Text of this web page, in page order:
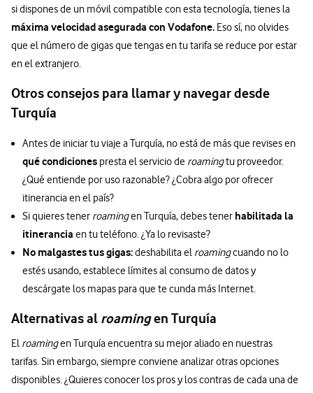
si dispones de un móvil compatible con esta tecnología, tienes la
máxima velocidad asegurada con Vodafone. Eso sí, no olvides
que el número de gigas que tengas en tu tarifa se reduce por estar
en el extranjero.
Otros consejos para llamar y navegar desde
Turquía
Antes de iniciar tu viaje a Turquía, no está de más que revises en
qué condiciones presta el servicio de roamingtu proveedor.
¿Qué entiende por uso razonable? ¿Cobra algo por ofrecer
itinerancia en el país?
Si quieres tener roamingen Turquía, debes tener habilitada la
itinerancia en tu teléfono. ¿Ya lo revisaste?
No malgastes tus gigas:deshabilita el roamingcuando no lo
estés usando, establece límites al consumo de datos y
descárgate los mapas para que te cunda más Internet.
Alternativas al roamingen Turquía
El roamingen Turquía encuentra su mejor aliado en nuestras
tarifas. Sin embargo, siempre conviene analizar otras opciones
disponibles. ¿Quieres conocer los pros y los contras de cada una de